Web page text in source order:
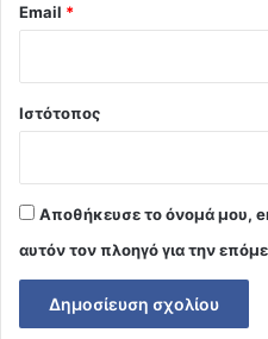
Email *
Ιστότοπος
Αποθήκευσε το όνομά μου,
αυτόν τον πλοηγό για την